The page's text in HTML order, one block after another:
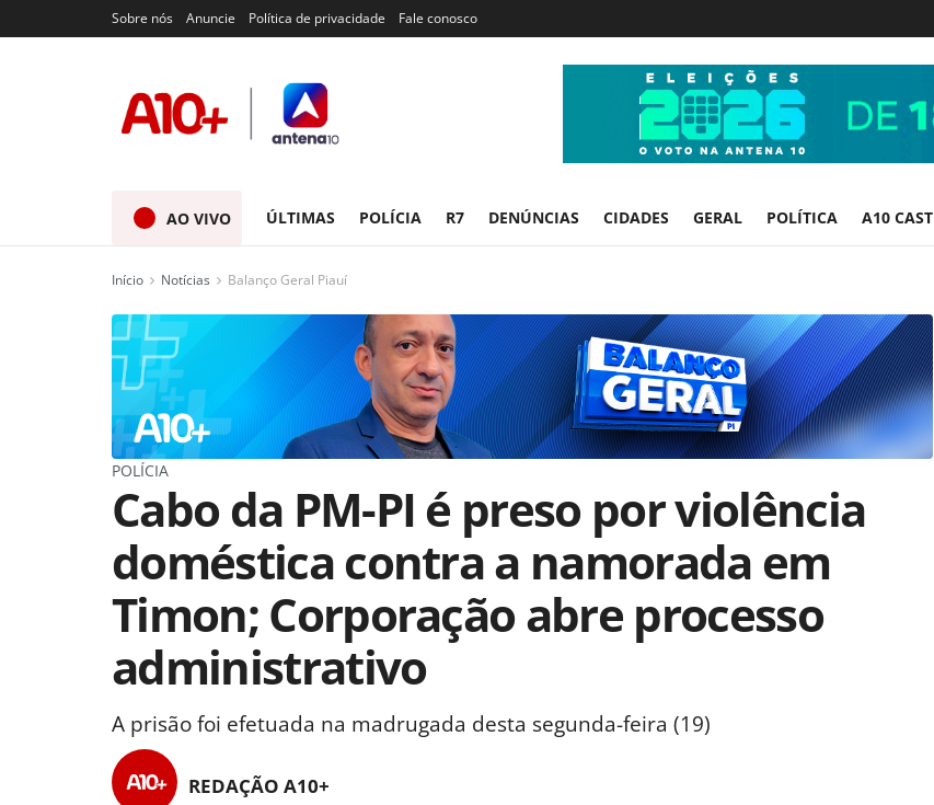
Sobre nós Anuncie Política de privacidade Fale conosco
AO VIVO ÚLTIMAS POLÍCIA R7 DENÚNCIAS CIDADES GERAL POLÍTICA A10 CAST
Início Notícias Balanço Geral Piauí
POLÍCIA
Cabo da PM-PI é preso por violência
doméstica contra a namorada em
Timon; Corporação abre processo
administrativo
A prisão foi efetuada na madrugada desta segunda-feira (19)
REDAÇÃO A10+